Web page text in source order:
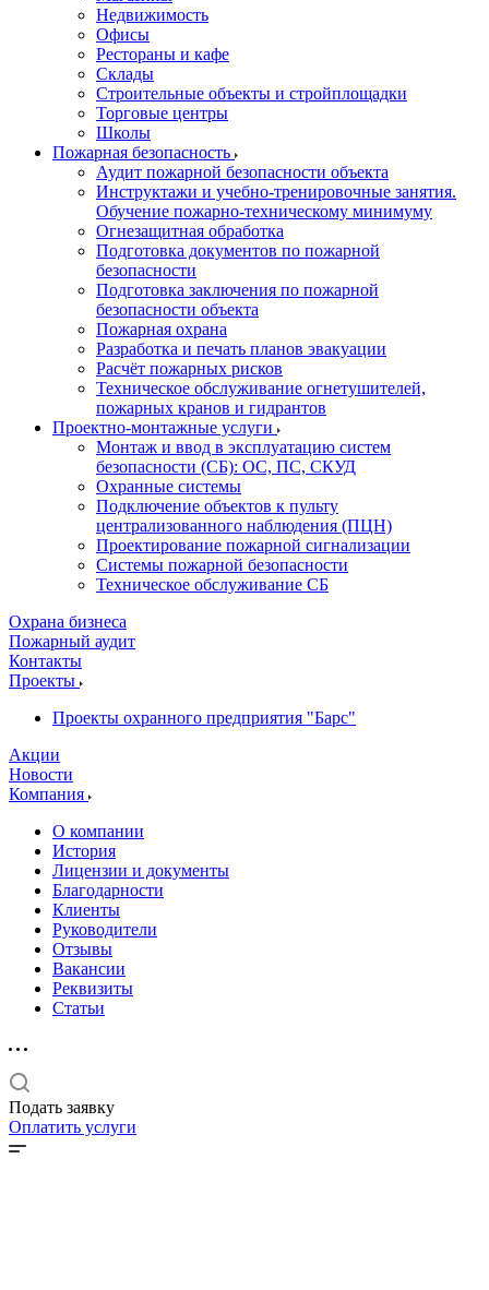
Недвижимость
Офисы
Рестораны и кафе
Склады
Строительные объекты и стройплощадки
Торговые центры
Школы
Пожарная безопасность
Аудит пожарной безопасности объекта
Инструктажи и учебно-тренировочные занятия.
Обучение пожарно-техническому минимуму
Огнезащитная обработка
Подготовка документов по пожарной
безопасности
Подготовка заключения по пожарной
безопасности объекта
Пожарная охрана
Разработка и печать планов эвакуации
Расчёт пожарных рисков
Техническое обслуживание огнетушителей,
пожарных кранов и гидрантов
Проектно-монтажные услуги
Монтаж и ввод в эксплуатацию систем
безопасности (СБ): ОС, ПС, СКУД
Охранные системы
Подключение объектов к пульту
централизованного наблюдения (ПЦН)
Проектирование пожарной сигнализации
Системы пожарной безопасности
Техническое обслуживание СБ
Охрана бизнеса
Пожарный аудит
Контакты
Проекты
Проекты охранного предприятия "Барс"
Акции
Новости
Компания
О компании
История
Лицензии и документы
Благодарности
Клиенты
Руководители
Отзывы
Вакансии
Реквизиты
Статьи
Подать заявку
Оплатить услуги